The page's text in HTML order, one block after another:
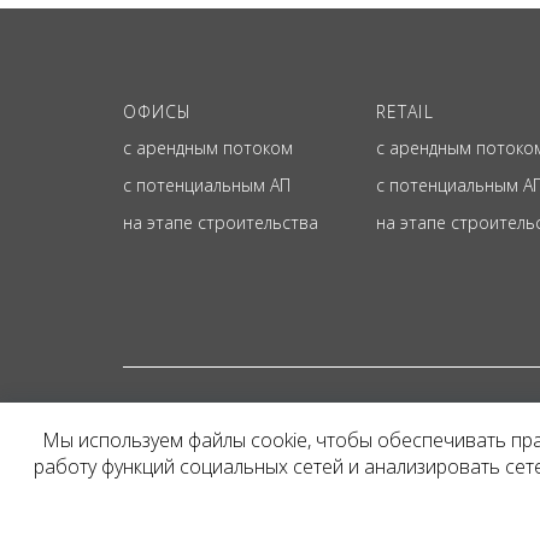
ОФИСЫ
с арендным потоком
с потенциальным АП
на этапе строительства
RETAIL
с арендным
с потенциальным
на этапе
Представленная на
и не является
Мы используем файлы cookie, чтобы обеспечивать
работу функций социальных сетей и анализировать